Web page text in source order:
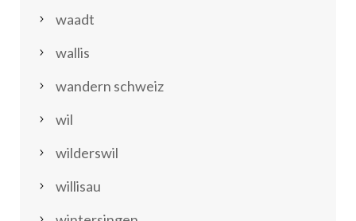
waadt
wallis
wandern schweiz
wil
wilderswil
willisau